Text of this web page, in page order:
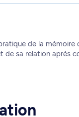
de la
de sa relation après